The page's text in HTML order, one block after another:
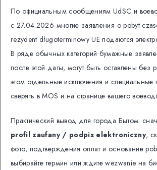
По официальным сообщениям UdSC и
с 27.04.2026 многие заявления о pobyt
rezydent długoterminowy UE подаются
В ряде обычных категорий бумажные
после этой даты, могут быть оставлены без
этом отдельные исключения и
сверять в MOS и на странице вашего
Практический вывод для города Бытом:
profil zaufany / podpis elektroniczny,
фото, подтверждения оплат и основание
выбирайте термин или ждите wezwanie на